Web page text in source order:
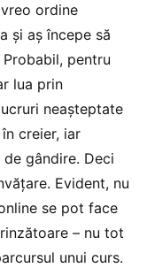
ordine
și aș începe să
pentru
lua prin
neașteptate
creier, iar
gândire. Deci
Evident, nu
se pot face
– nu tot
unui curs.